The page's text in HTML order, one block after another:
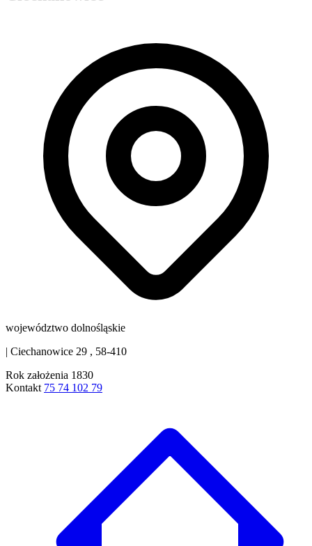
województwo dolnośląskie
| Ciechanowice 29 , 58-410
Rok założenia 1830
Kontakt 75 74 102 79